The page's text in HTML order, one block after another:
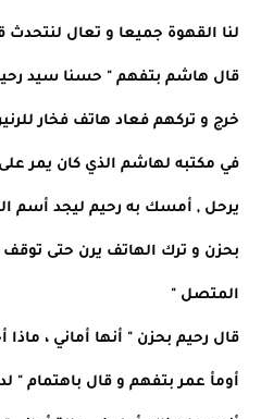
لنا القهوة جميعا و تعال لنتحدث
قال هاشم بتفهم " حسنا سيد
خرج و تركهم فعاد هاتف فخار
في مكتبه لهاشم الذي كان يمر
يرحل , أمسك به رحيم ليجد أسم
بحزن و ترك الهاتف يرن حتى توقف
المتصل "
قال رحيم بحزن " أنها أماني ، ماذا
أومأ عمر بتفهم و قال باهتمام "